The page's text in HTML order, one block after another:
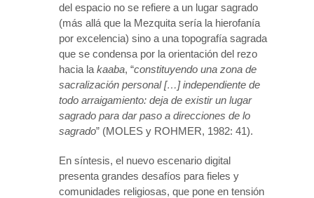
del espacio no se refiere a un lugar sagrado
(más allá que la Mezquita sería la hierofanía
por excelencia) sino a una topografía sagrada
que se condensa por la orientación del rezo
hacia la kaaba, “constituyendo una zona de
sacralización personal […] independiente de
todo arraigamiento: deja de existir un lugar
sagrado para dar paso a direcciones de lo
sagrado” (MOLES y ROHMER, 1982: 41).
En síntesis, el nuevo escenario digital
presenta grandes desafíos para fieles y
comunidades religiosas, que pone en tensión